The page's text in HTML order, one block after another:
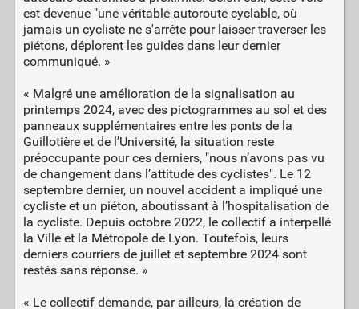
est devenue "une véritable autoroute cyclable, où
jamais un cycliste ne s'arrête pour laisser traverser les
piétons, déplorent les guides dans leur dernier
communiqué. »
« Malgré une amélioration de la signalisation au
printemps 2024, avec des pictogrammes au sol et des
panneaux supplémentaires entre les ponts de la
Guillotière et de l’Université, la situation reste
préoccupante pour ces derniers, "nous n’avons pas vu
de changement dans l’attitude des cyclistes". Le 12
septembre dernier, un nouvel accident a impliqué une
cycliste et un piéton, aboutissant à l’hospitalisation de
la cycliste. Depuis octobre 2022, le collectif a interpellé
la Ville et la Métropole de Lyon. Toutefois, leurs
derniers courriers de juillet et septembre 2024 sont
restés sans réponse. »
« Le collectif demande, par ailleurs, la création de